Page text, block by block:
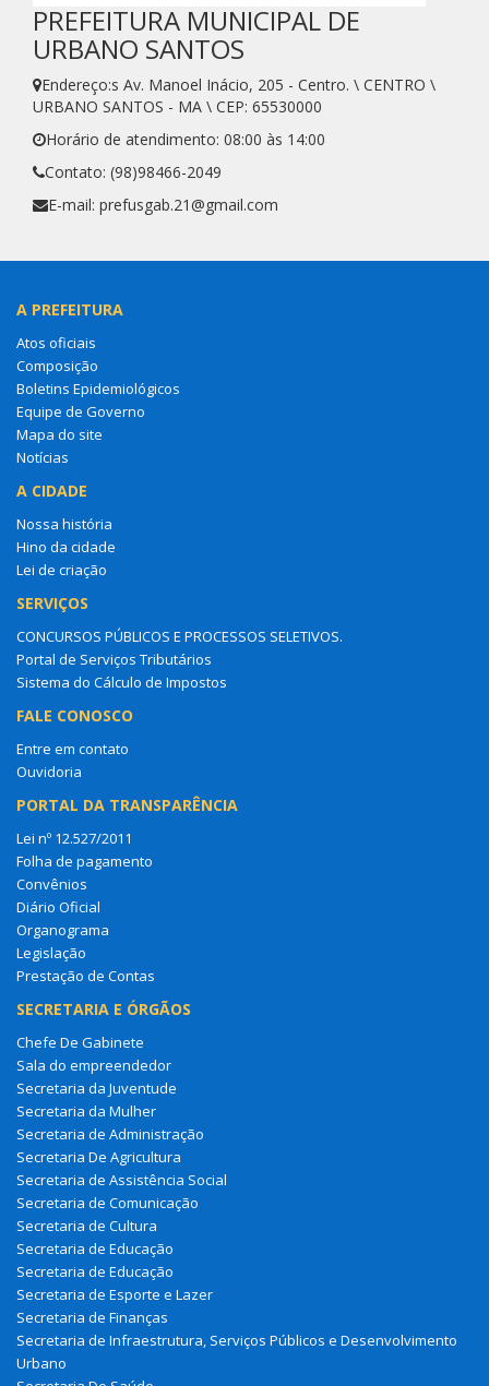
PREFEITURA MUNICIPAL DE
URBANO SANTOS
Endereço:s Av. Manoel Inácio, 205 - Centro. \ CENTRO \
URBANO SANTOS - MA \ CEP: 65530000
Horário de atendimento: 08:00 às 14:00
Contato: (98)98466-2049
E-mail: prefusgab.21@gmail.com
A PREFEITURA
Atos oficiais
Composição
Boletins Epidemiológicos
Equipe de Governo
Mapa do site
Notícias
A CIDADE
Nossa história
Hino da cidade
Lei de criação
SERVIÇOS
CONCURSOS PÚBLICOS E PROCESSOS SELETIVOS.
Portal de Serviços Tributários
Sistema do Cálculo de Impostos
FALE CONOSCO
Entre em contato
Ouvidoria
PORTAL DA TRANSPARÊNCIA
Lei nº 12.527/2011
Folha de pagamento
Convênios
Diário Oficial
Organograma
Legislação
Prestação de Contas
SECRETARIA E ÓRGÃOS
Chefe De Gabinete
Sala do empreendedor
Secretaria da Juventude
Secretaria da Mulher
Secretaria de Administração
Secretaria De Agricultura
Secretaria de Assistência Social
Secretaria de Comunicação
Secretaria de Cultura
Secretaria de Educação
Secretaria de Educação
Secretaria de Esporte e Lazer
Secretaria de Finanças
Secretaria de Infraestrutura, Serviços Públicos e Desenvolvimento
Urbano